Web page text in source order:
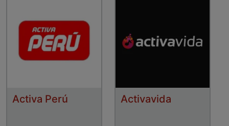
Activa Perú Activavida